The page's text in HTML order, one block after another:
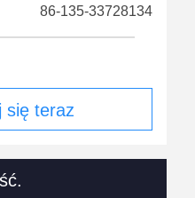
86-135-33728134
się teraz